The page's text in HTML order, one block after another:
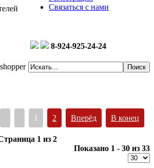
Связаться с нами
8-924-925-24-24
1 2 Вперёд В конец
1 из 2
Показано 1 - 30 из 33